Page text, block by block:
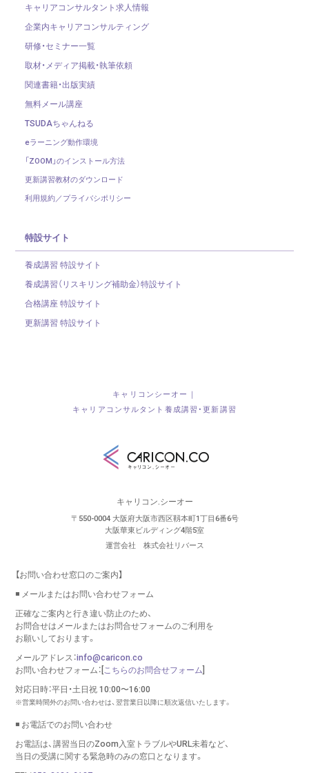
キャリアコンサルタント求人情報
企業内キャリアコンサルティング
研修・セミナー一覧
取材・メディア掲載・執筆依頼
関連書籍・出版実績
無料メール講座
TSUDAちゃんねる
eラーニング動作環境
「ZOOM」のインストール方法
更新講習教材のダウンロード
利用規約／プライバシポリシー
特設サイト
養成講習 特設サイト
養成講習（リスキリング補助金）特設サイト
合格講座 特設サイト
更新講習 特設サイト
キャリコンシーオー｜
キャリアコンサルタント養成講習・更新講習
キャリコン.シーオー
〒550-0004 大阪府大阪市西区靱本町1丁目6番6号
大阪華東ビルディング4階5室
運営会社 株式会社リバース
【お問い合わせ窓口のご案内】
◾️ メールまたはお問い合わせフォーム
正確なご案内と行き違い防止のため、
お問合せはメールまたはお問合せフォームのご利用を
お願いしております。
メールアドレス：info@caricon.co
お問い合わせフォーム：[こちらのお問合せフォーム]
対応日時：平日・土日祝 10:00〜16:00
※営業時間外のお問い合わせは、翌営業日以降に順次返信いたします。
◾️ お電話でのお問い合わせ
お電話は、講習当日のZoom入室トラブルやURL未着など、
当日の受講に関する緊急時のみの窓口となります。